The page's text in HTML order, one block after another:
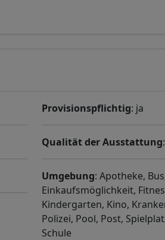
Provisionspflichtig: ja
Qualität der Ausstattung
Umgebung: Apotheke,
Einkaufsmöglichkeit,
Kindergarten, Kino,
Polizei, Pool, Post,
Schule